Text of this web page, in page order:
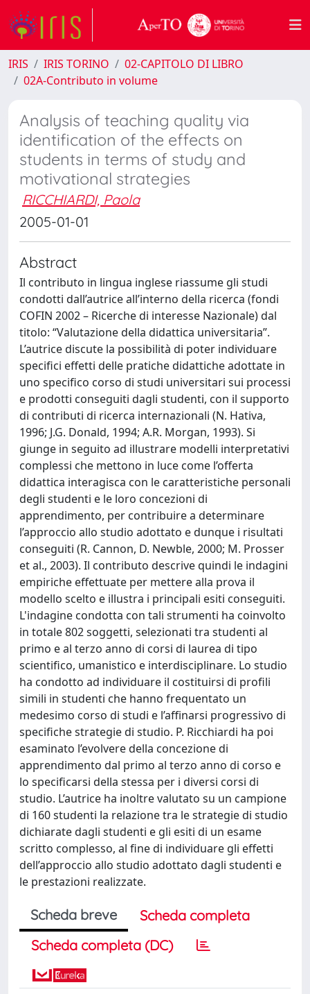
IRIS IRIS TORINO
02-CAPITOLO DI LIBRO
02A-Contributo in volume
Analysis of teaching quality via
identification of the effects on
students in terms of study and
motivational strategies
RICCHIARDI, Paola
2005-01-01
Abstract
Il contributo in lingua inglese riassume gli studi
condotti dall’autrice all’interno della ricerca (fondi
COFIN 2002 – Ricerche di interesse Nazionale) dal
titolo: “Valutazione della didattica universitaria”.
L’autrice discute la possibilità di poter individuare
specifici effetti delle pratiche didattiche adottate in
uno specifico corso di studi universitari sui processi
e prodotti conseguiti dagli studenti, con il supporto
di contributi di ricerca internazionali (N. Hativa,
1996; J.G. Donald, 1994; A.R. Morgan, 1993). Si
giunge in seguito ad illustrare modelli interpretativi
complessi che mettono in luce come l’offerta
didattica interagisca con le caratteristiche personali
degli studenti e le loro concezioni di
apprendimento, per contribuire a determinare
l’approccio allo studio adottato e dunque i risultati
conseguiti (R. Cannon, D. Newble, 2000; M. Prosser
et al., 2003). Il contributo descrive quindi le indagini
empiriche effettuate per mettere alla prova il
modello scelto e illustra i principali esiti conseguiti.
L'indagine condotta con tali strumenti ha coinvolto
in totale 802 soggetti, selezionati tra studenti al
primo e al terzo anno di corsi di laurea di tipo
scientifico, umanistico e interdisciplinare. Lo studio
ha condotto ad individuare il costituirsi di profili
simili in studenti che hanno frequentato un
medesimo corso di studi e l’affinarsi progressivo di
specifiche strategie di studio. P. Ricchiardi ha poi
esaminato l’evolvere della concezione di
apprendimento dal primo al terzo anno di corso e
lo specificarsi della stessa per i diversi corsi di
studio. L’autrice ha inoltre valutato su un campione
di 160 studenti la relazione tra le strategie di studio
dichiarate dagli studenti e gli esiti di un esame
scritto complesso, al fine di individuare gli effetti
dell’approccio allo studio adottato dagli studenti e
le prestazioni realizzate.
Scheda breve
Scheda completa
Scheda completa (DC)